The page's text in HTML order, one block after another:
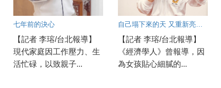
七年前的決心
【記者 李瑢/台北報導】
現代家庭因工作壓力、生
活忙碌，以致親子...
自己塌下來的天 又重新亮了起來
【記者 李瑢/台北報導】
《經濟學人》曾報導，因
為女孩貼心細膩的...